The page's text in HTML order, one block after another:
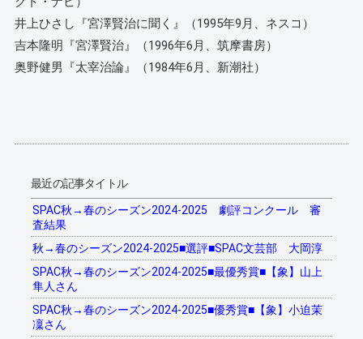
井上ひさし『宮澤賢治に聞く』（1995年9月、ネスコ）
吉本隆明『宮澤賢治』（1996年6月、筑摩書房）
奥野健男『太宰治論』（1984年6月、新潮社）
最近の記事タイトル
SPAC秋→春のシーズン2024-2025 劇評コンクール 審
査結果
秋→春のシーズン2024-2025■選評■SPAC文芸部 大岡淳
SPAC秋→春のシーズン2024-2025■最優秀賞■【象】山上
隼人さん
SPAC秋→春のシーズン2024-2025■優秀賞■【象】小迫茉
凜さん